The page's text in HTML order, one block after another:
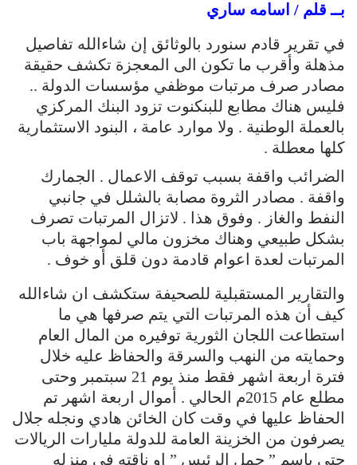
بــ قلم / اسامه ساري
في تقرير قادم سنورد بالوثائق إن شاءالله تفاصيل
مذهلة وأقرب ما تكون الى المعجزة تكشف حقيقة
مصادر صرف مرتبات موظفي مؤسسات الدولة ..
فليس هناك مطابع للبنكنوت تزود البنك المركزي
بالعملة الوطنية . ولا موارد عامة ، البنود الاستثمارية
كلها معطلة .
الضرائب واقفة بسبب توقف الاعمال . الجمارك
واقفة . مصادر الثروة مصابة بالشلل في جانبي
النفط والغاز . وفوق هذا . لاتزال المرتبات تصرف
بشكل طبيعي وهناك مخزون مالي لمواجهة باب
المرتبات لعدة اعوام قادمة دون قلق أو خوف .
والتقارير المستقبلية للصحيفة ستكشف ان شاءالله
كيف أن هذه المرتبات التي يتم صرفها هي ما
استطاعت اللجان الثورية توفيره من المال العام
وحمايته من النهب والسرقة والحفاظ عليه خلال
فترة اربعة اشهر فقط منذ يوم 21 سبتمبر وحتى
مطلع عام 2015م الحالي . أموال اربعة اشهر تم
الحفاظ عليها في وقت كان الخائن هادي ونجله جلال
يصرفون من الخزينة العامة للدولة مليارات الريالات
حتى باسم ” جمل الرئيس ” او ناقته في منزله